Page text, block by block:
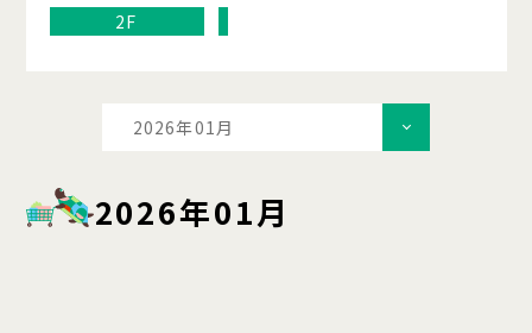
2F
2026年01月
2026年01月